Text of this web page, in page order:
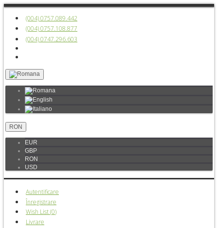
(004) 0757.089.442
(004) 0757.108.877
(004) 0747.296.603
RON
EUR
GBP
RON
USD
Autentificare
Înregistrare
Wish List (0)
Livrare